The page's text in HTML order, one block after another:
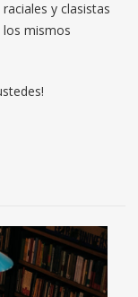
y clasistas
mismos